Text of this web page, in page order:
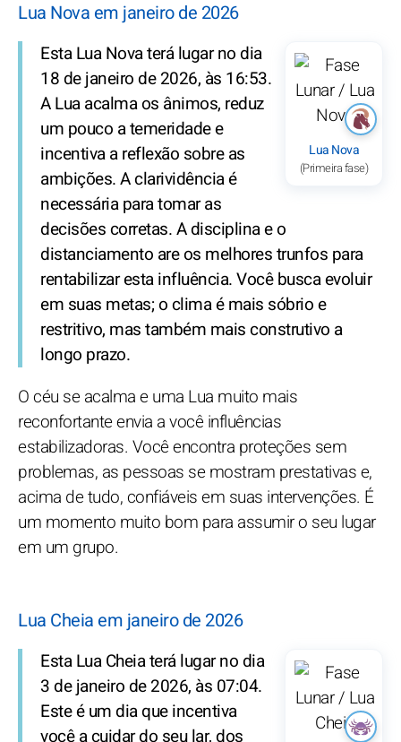
Lua Nova em janeiro de 2026
Lua Nova
(Primeira fase)
Esta Lua Nova terá lugar no dia
18 de janeiro de 2026, às 16:53.
A Lua acalma os ânimos, reduz
um pouco a temeridade e
incentiva a reflexão sobre as
ambições. A clarividência é
necessária para tomar as
decisões corretas. A disciplina e o
distanciamento are os melhores trunfos para
rentabilizar esta influência. Você busca evoluir
em suas metas; o clima é mais sóbrio e
restritivo, mas também mais construtivo a
longo prazo.
O céu se acalma e uma Lua muito mais
reconfortante envia a você influências
estabilizadoras. Você encontra proteções sem
problemas, as pessoas se mostram prestativas e,
acima de tudo, confiáveis em suas intervenções. É
um momento muito bom para assumir o seu lugar
em um grupo.
Lua Cheia em janeiro de 2026
Esta Lua Cheia terá lugar no dia
3 de janeiro de 2026, às 07:04.
Este é um dia que incentiva
você a cuidar do seu lar, dos